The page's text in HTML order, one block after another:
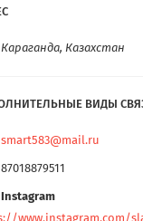
Караганда, Казахстан
smart583@mail.ru
87018879511
Instagram